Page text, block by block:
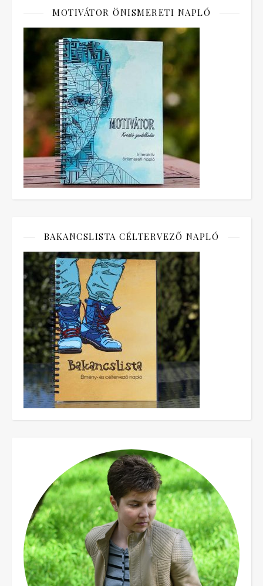
MOTIVÁTOR ÖNISMERETI NAPLÓ
BAKANCSLISTA CÉLTERVEZŐ NAPLÓ